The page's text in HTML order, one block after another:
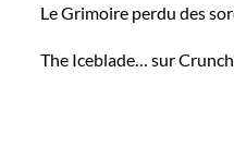
Le Grimoire perdu des
The Iceblade… sur